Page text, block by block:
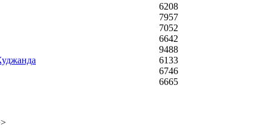
6208
7957
7052
6642
9488
6133
6746
6665